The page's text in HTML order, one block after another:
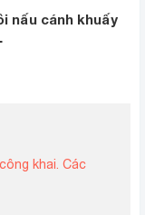
nấu cánh khuấy
khai. Các